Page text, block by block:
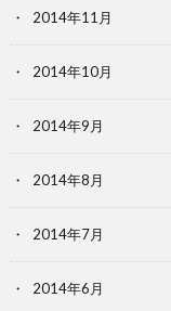
2014年11月
2014年10月
2014年9月
2014年8月
2014年7月
2014年6月